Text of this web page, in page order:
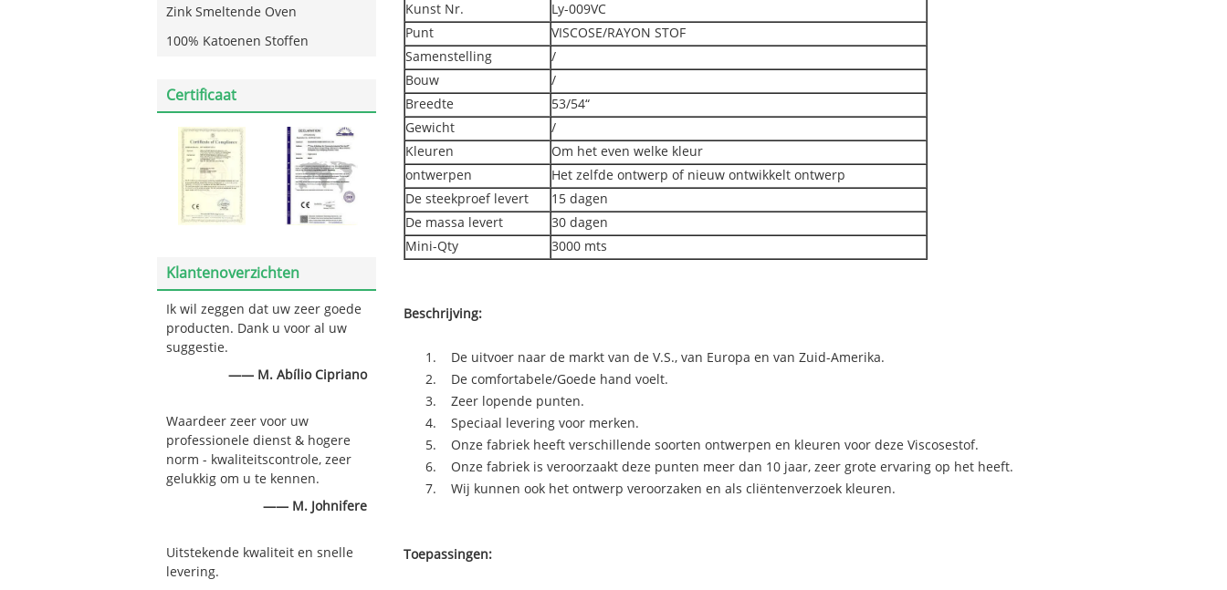
Zink Smeltende Oven
100% Katoenen Stoffen
Certificaat
Klantenoverzichten
Ik wil zeggen dat uw zeer goede
producten. Dank u voor al uw
suggestie.
—— M. Abílio Cipriano
Waardeer zeer voor uw
professionele dienst & hogere
norm - kwaliteitscontrole, zeer
gelukkig om u te kennen.
—— M. Johnifere
Uitstekende kwaliteit en snelle
levering.
Kunst Nr.
Ly-009VC
Punt
VISCOSE/RAYON STOF
Samenstelling
/
Bouw
/
Breedte
53/54“
Gewicht
/
Kleuren
Om het even welke kleur
ontwerpen
Het zelfde ontwerp of nieuw ontwikkelt ontwerp
De steekproef levert
15 dagen
De massa levert
30 dagen
Mini-Qty
3000 mts
Beschrijving:
1. De uitvoer naar de markt van de V.S., van Europa en van Zuid-Amerika.
2. De comfortabele/Goede hand voelt.
3. Zeer lopende punten.
4. Speciaal levering voor merken.
5. Onze fabriek heeft verschillende soorten ontwerpen en kleuren voor deze Viscosestof.
6. Onze fabriek is veroorzaakt deze punten meer dan 10 jaar, zeer grote ervaring op het heeft.
7. Wij kunnen ook het ontwerp veroorzaken en als cliëntenverzoek kleuren.
Toepassingen: